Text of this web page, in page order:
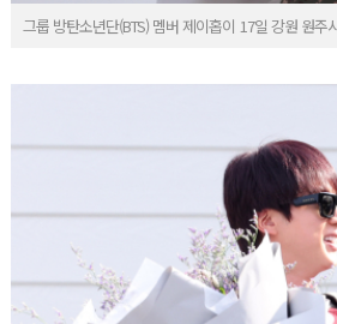
그룹 방탄소년단(BTS) 멤버 제이홉이 17일 강원 원